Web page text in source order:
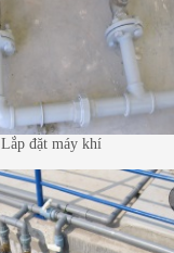
Lắp đặt máy khí